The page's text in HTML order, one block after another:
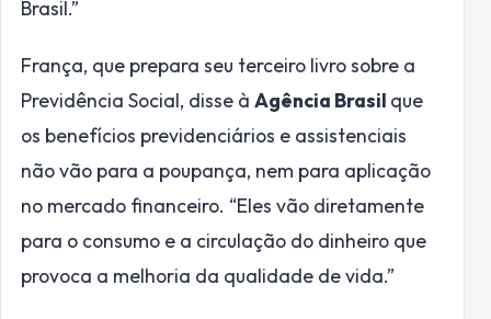
Brasil.”
França, que prepara seu terceiro livro sobre a
Previdência Social, disse à Agência Brasil que
os benefícios previdenciários e assistenciais
não vão para a poupança, nem para aplicação
no mercado financeiro. “Eles vão diretamente
para o consumo e a circulação do dinheiro que
provoca a melhoria da qualidade de vida.”